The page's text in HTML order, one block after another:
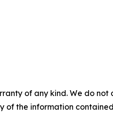
of any kind. We do
of the information